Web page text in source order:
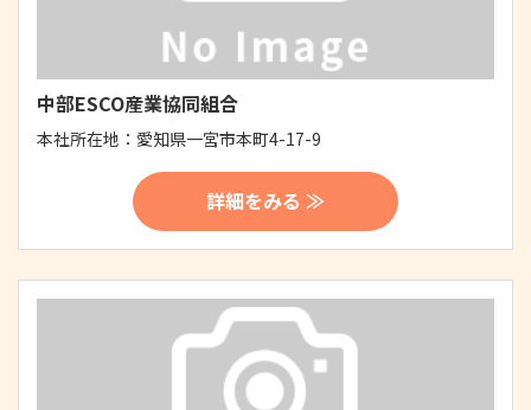
中部ESCO産業協同組合
本社所在地： 愛知県一宮市本町4-17-9
詳細をみる ≫